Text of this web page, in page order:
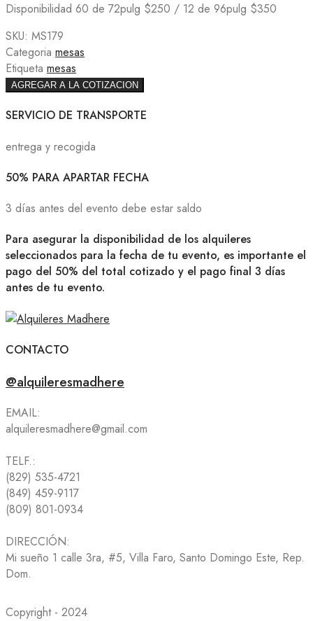
Disponibilidad 60 de 72pulg $250 / 12 de 96pulg $350
SKU: MS179
Categoria mesas
Etiqueta mesas
AGREGAR A LA COTIZACION
SERVICIO DE TRANSPORTE
entrega y recogida
50% PARA APARTAR FECHA
3 días antes del evento debe estar saldo
Para asegurar la disponibilidad de los alquileres
seleccionados para la fecha de tu evento, es importante el
pago del 50% del total cotizado y el pago final 3 días
antes de tu evento.
CONTACTO
@alquileresmadhere
EMAIL:
alquileresmadhere@gmail.com
TELF.:
(829) 535-4721
(849) 459-9117
(809) 801-0934
DIRECCIÓN:
Mi sueño 1 calle 3ra, #5, Villa Faro, Santo Domingo Este, Rep.
Dom.
Copyright - 2024